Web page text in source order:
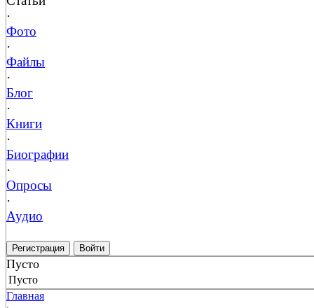
·
Фото
·
Файлы
·
Блог
·
Книги
·
Биографии
·
Опросы
·
Аудио
Регистрация Войти
Пусто
Пусто
Главная